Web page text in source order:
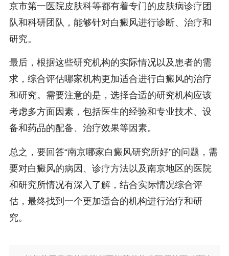
京市第一医院皮肤科等都有着专门的皮肤病诊疗团
队和科研团队，能够针对白癜风进行诊断、治疗和
研究。
最后，根据这些研究机构的实际情况以及患者的需
求，综合评估哪家机构更加适合进行白癜风的治疗
和研究。需要注意的是，选择合适的研究机构应该
考虑多方面因素，包括医生的经验和专业技术、设
备和药品的配备、治疗效果等因素。
总之，要回答“南京哪家白癜风研究所好”的问题，需
要对白癜风的病因、诊疗方法以及南京地区的医院
和研究所情况有深入了解，结合实际情况综合评
估，最终找到一个更加适合的机构进行治疗和研
究。